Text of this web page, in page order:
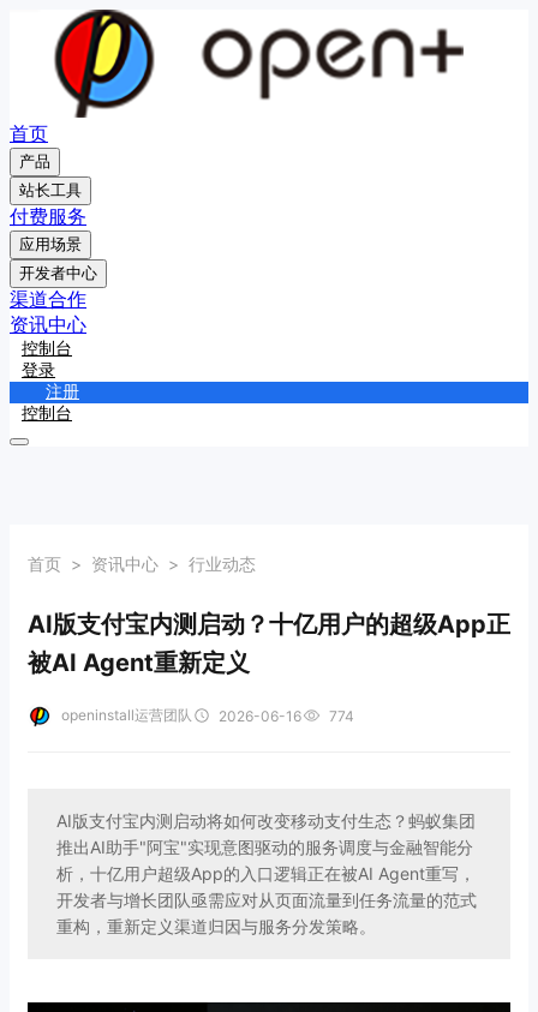
首页
产品
站长工具
付费服务
应用场景
开发者中心
渠道合作
资讯中心
控制台
登录
注册
控制台
首页 > 资讯中心 > 行业动态
AI版支付宝内测启动？十亿用户的超级App正
被AI Agent重新定义
openinstall运营团队 2026-06-16 774
AI版支付宝内测启动将如何改变移动支付生态？蚂蚁集团
推出AI助手"阿宝"实现意图驱动的服务调度与金融智能分
析，十亿用户超级App的入口逻辑正在被AI Agent重写，
开发者与增长团队亟需应对从页面流量到任务流量的范式
重构，重新定义渠道归因与服务分发策略。